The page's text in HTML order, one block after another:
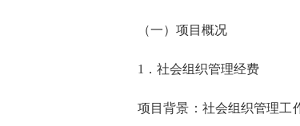
（一）项目概况
1．社会组织管理经费
项目背景：社会组织管理工